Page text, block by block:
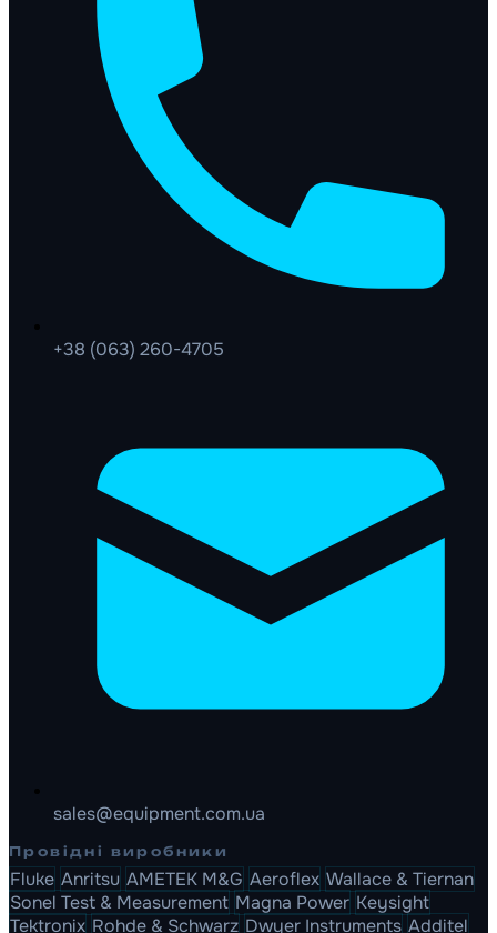
+38 (063) 260-4705
sales@equipment.com.ua
Провідні виробники
Fluke Anritsu AMETEK M&G Aeroflex Wallace & Tiernan
Sonel Test & Measurement Magna Power Keysight
Tektronix Rohde & Schwarz Dwyer Instruments Additel